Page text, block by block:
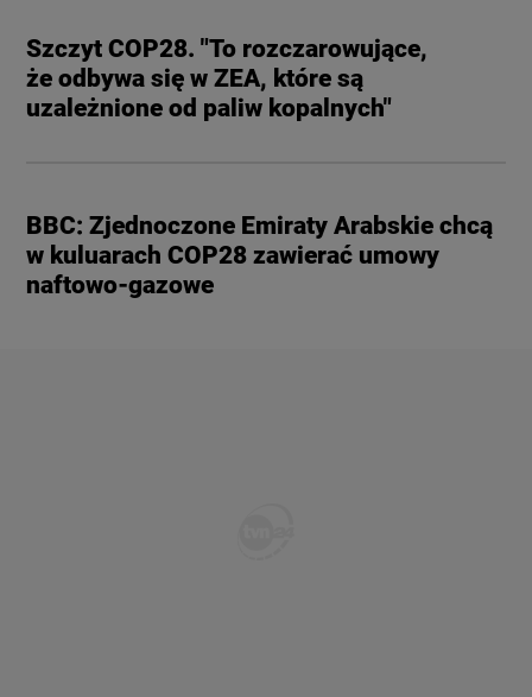
Szczyt COP28. "To rozczarowujące,
że odbywa się w ZEA, które są
uzależnione od paliw kopalnych"
BBC: Zjednoczone Emiraty Arabskie chcą
w kuluarach COP28 zawierać umowy
naftowo-gazowe